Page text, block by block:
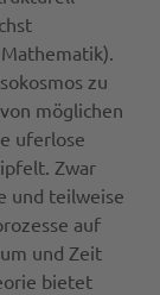
zu
möglichen
uferlose
Zwar
und teilweise
auf
und Zeit
bietet